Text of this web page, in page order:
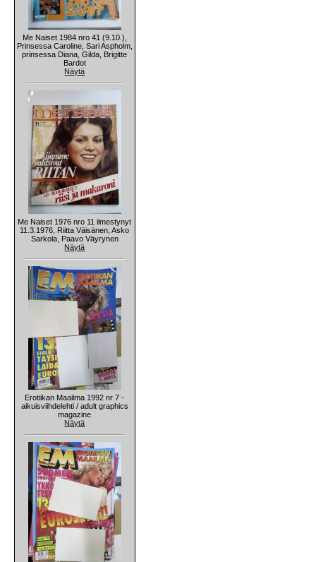
Me Naiset 1984 nro 41 (9.10.),
Prinsessa Caroline, Sari Aspholm,
prinsessa Diana, Gilda, Brigitte
Bardot
Näytä
Me Naiset 1976 nro 11 ilmestynyt
11.3.1976, Riitta Väisänen, Asko
Sarkola, Paavo Väyrynen
Näytä
Erotiikan Maailma 1992 nr 7 -
aikuisviihdelehti / adult graphics
magazine
Näytä